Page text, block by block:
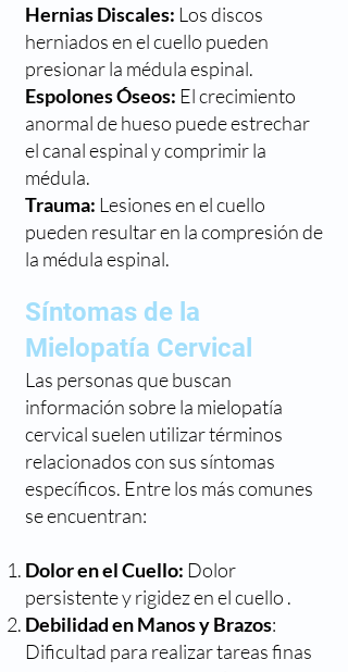
Hernias Discales: Los discos
herniados en el cuello pueden
presionar la médula espinal.
Espolones Óseos: El crecimiento
anormal de hueso puede estrechar
el canal espinal y comprimir la
médula.
Trauma: Lesiones en el cuello
pueden resultar en la compresión de
la médula espinal.
Síntomas de la
Mielopatía Cervical
Las personas que buscan
información sobre la mielopatía
cervical suelen utilizar términos
relacionados con sus síntomas
específicos. Entre los más comunes
se encuentran:
Dolor en el Cuello: Dolor
persistente y rigidez en el cuello .
Debilidad en Manos y Brazos:
Dificultad para realizar tareas finas